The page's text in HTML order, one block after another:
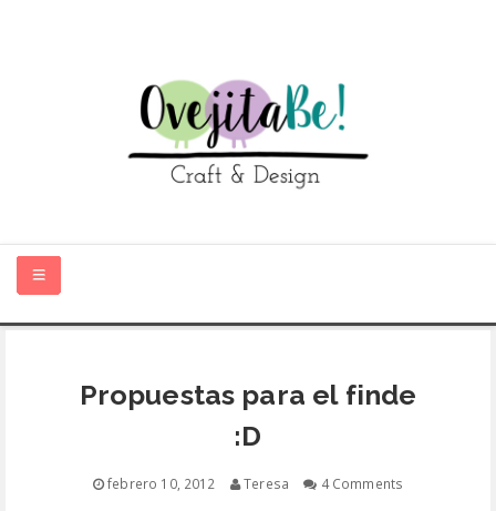
SOBRE MÍ
Propuestas para el finde
:D
febrero 10, 2012 Teresa 4 Comments